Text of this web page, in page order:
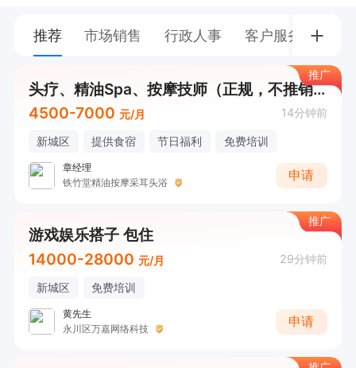
推荐 市场销售 行政人事 客户服务
推广
头疗、精油Spa、按摩技师（正规，不推销，不卖产品）
4500-7000 元/月 14分钟前
新城区 提供食宿 节日福利 免费培训
章经理
铁竹堂精油按摩采耳头浴
申请
推广
游戏娱乐搭子 包住
14000-28000 元/月 29分钟前
新城区 免费培训
黄先生
永川区万嘉网络科技
申请